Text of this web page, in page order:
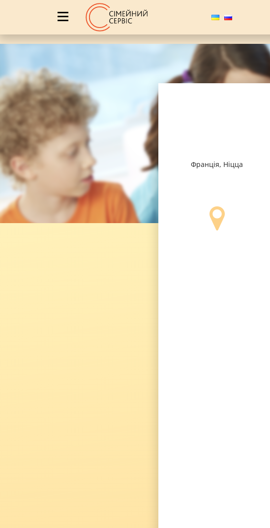
Франція, Ніцца